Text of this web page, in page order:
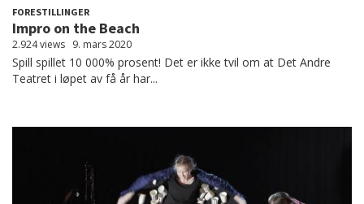
FORESTILLINGER
Impro on the Beach
2.924 views 9. mars 2020
Spill spillet 10 000% prosent! Det er ikke tvil om at Det Andre
Teatret i løpet av få år har...